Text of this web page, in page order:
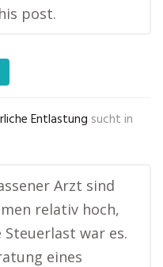
post.
Entlastung sucht in
Arzt sind
relativ hoch,
Steuerlast war es.
eines